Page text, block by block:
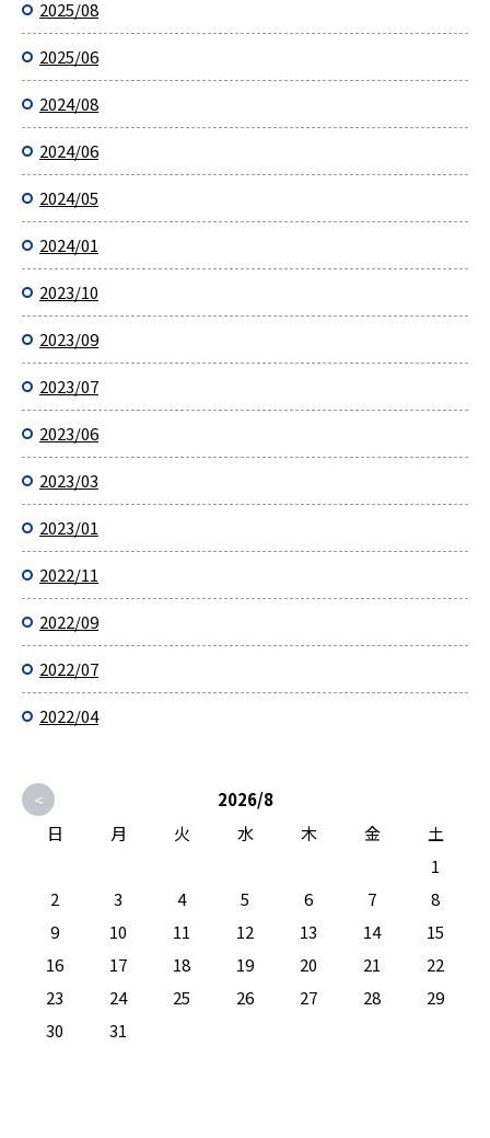
2025/08
2025/06
2024/08
2024/06
2024/05
2024/01
2023/10
2023/09
2023/07
2023/06
2023/03
2023/01
2022/11
2022/09
2022/07
2022/04
<
2026/8
日
月 火 水 木 金
土
1
2
3 4 5 6 7
8
9
10 11 12 13 14
15
16
17 18 19 20 21
22
23
24 25 26 27 28
29
30
31